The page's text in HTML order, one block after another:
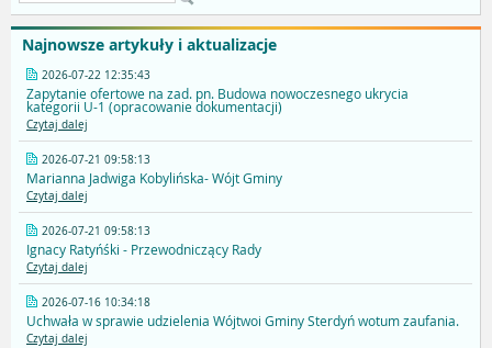
Najnowsze artykuły i aktualizacje
2026-07-22 12:35:43
Zapytanie ofertowe na zad. pn. Budowa nowoczesnego ukrycia
kategorii U-1 (opracowanie dokumentacji)
Czytaj dalej
2026-07-21 09:58:13
Marianna Jadwiga Kobylińska- Wójt Gminy
Czytaj dalej
2026-07-21 09:58:13
Ignacy Ratyńśki - Przewodniczący Rady
Czytaj dalej
2026-07-16 10:34:18
Uchwała w sprawie udzielenia Wójtwoi Gminy Sterdyń wotum zaufania.
Czytaj dalej